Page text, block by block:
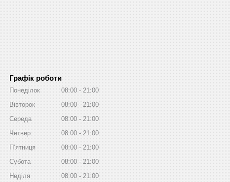
Графік роботи
Понеділок 08:00
21:00
Вівторок
08:00
21:00
Середа
08:00
21:00
Четвер
08:00
21:00
Пʼятниця
08:00
21:00
Субота
08:00
21:00
Неділя
08:00 21:00